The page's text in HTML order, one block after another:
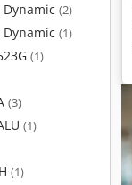
Dynamic (2)
Dynamic (1)
(1)
(3)
(1)
(1)